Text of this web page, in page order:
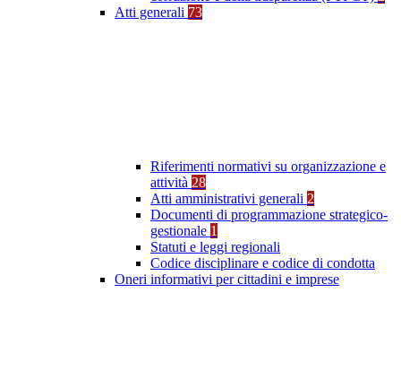
Atti generali 73
Riferimenti normativi su organizzazione e
attività 28
Atti amministrativi generali 2
Documenti di programmazione strategico-
gestionale 1
Statuti e leggi regionali
Codice disciplinare e codice di condotta
Oneri informativi per cittadini e imprese